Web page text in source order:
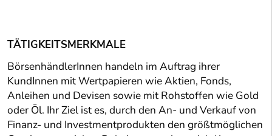
TÄTIGKEITSMERKMALE
BörsenhändlerInnen handeln im Auftrag ihrer
KundInnen mit Wertpapieren wie Aktien, Fonds,
Anleihen und Devisen sowie mit Rohstoffen wie Gold
oder Öl. Ihr Ziel ist es, durch den An- und Verkauf von
Finanz- und Investmentprodukten den größtmöglichen